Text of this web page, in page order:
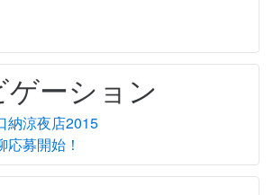
ーション
納涼夜店2015
募開始！